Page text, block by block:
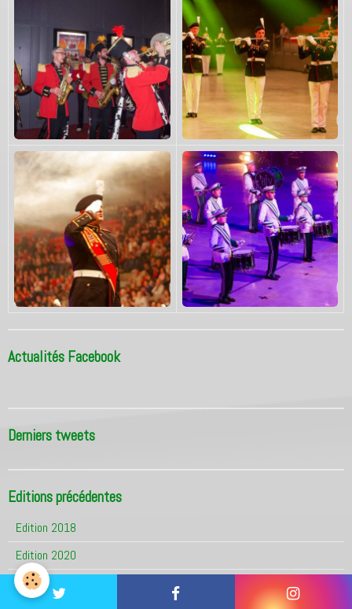
Actualités Facebook
Derniers tweets
Editions précédentes
Edition 2018
Edition 2020
Edition 2023